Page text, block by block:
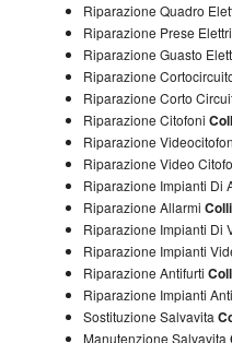
Riparazione Quadro
Riparazione Prese
Riparazione Guasto
Riparazione
Riparazione Corto
Riparazione Citofoni
Riparazione
Riparazione Video
Riparazione Impianti Di
Riparazione Allarmi
Riparazione Impianti Di
Riparazione Impianti
Riparazione Antifurti
Riparazione Impianti
Sostituzione Salvavita
Manutenzione Salvavita